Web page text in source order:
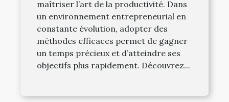
maîtriser l’art de la productivité. Dans
un environnement entrepreneurial en
constante évolution, adopter des
méthodes efficaces permet de gagner
un temps précieux et d’atteindre ses
objectifs plus rapidement. Découvrez...